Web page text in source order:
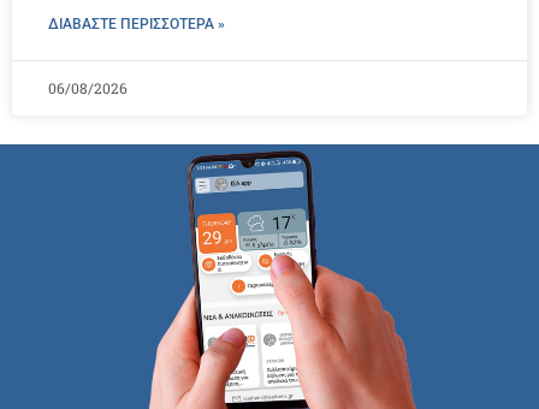
ΔΙΑΒΑΣΤΕ ΠΕΡΙΣΣΌΤΕΡΑ »
06/08/2026